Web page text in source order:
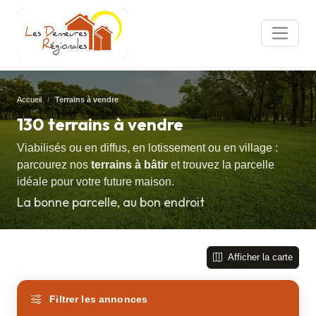
Accueil Terrains à vendre
130 terrains à vendre
Viabilisés ou en diffus, en lotissement ou en village :
parcourez nos terrains à bâtir et trouvez la parcelle
idéale pour votre future maison.
La bonne parcelle, au bon endroit
Afficher la carte
Filtrer les annonces